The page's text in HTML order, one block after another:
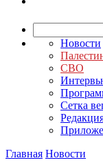
Новости
СВО
Сетка
Главная Новости